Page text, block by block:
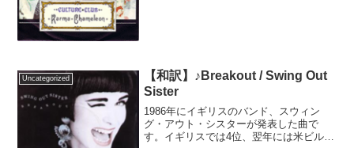
Uncategorized
【和訳】♪Breakout / Swing Out
Sister
1986年にイギリスのバンド、スウィン
グ・アウト・シスターが発表した曲で
す。イギリスでは4位、翌年には米ビルボ